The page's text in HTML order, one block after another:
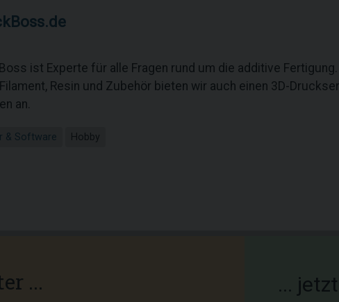
ist Experte für alle Fragen rund um die additive
Resin und Zubehör bieten wir auch einen 3D-
an.
& Software Hobby
... ...